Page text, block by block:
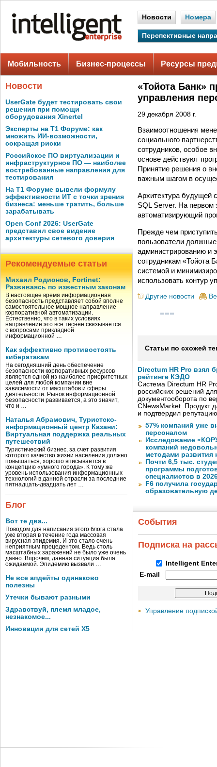
Новости Номера
Перспективные
Мобильность Бизнес-процессы Ресурсы
Новости
UserGate будет тестировать свои
решения при помощи
оборудования Xinertel
Эксперты на Т1 Форуме: как
множить ИИ-возможности,
сокращая риски
Российское ПО виртуализации и
инфраструктурное ПО — наиболее
востребованные направления для
тестирования
На Т1 Форуме вывели формулу
эффективности ИТ с точки зрения
бизнеса: меньше тратить, больше
зарабатывать
Open Conf 2026: UserGate
представил свое видение
архитектуры сетевого доверия
Рекомендуемые статьи
Михаил Родионов, Fortinet:
Развиваясь по известным законам
В настоящее время информационная
безопасность представляет собой вполне
самостоятельное мощное направление
корпоративной автоматизации.
Естественно, что в таких условиях
направление это все теснее связывается
с вопросами прикладной
информационной …
Как эффективно противостоять
кибератакам
На сегодняшний день обеспечение
безопасности корпоративных ресурсов
является одной из наиболее приоритетных
целей для любой компании вне
зависимости от масштабов и сферы
деятельности. Рынок информационной
безопасности развивается, а это значит,
что и …
Наталья Абрамович, Туристско-
информационный центр Казани:
Виртуальная поддержка реальных
путешествий
Туристический бизнес, за счет развития
которого качество жизни населения должно
повышаться, хорошо вписывается в
концепцию «умного города». К тому же
уровень использования информационных
технологий в данной отрасли за последние
пятнадцать-двадцать лет …
Блог
Вот те два...
Поводом для написания этого блога стала
уже вторая в течение года массовая
вирусная эпидемия. И это стало очень
неприятным прецедентом. Ведь столь
масштабных заражений не было уже очень
давно. Впрочем, данная ситуация была
ожидаемой. Эпидемию вызвали …
Не все апдейты одинаково
полезны
Утечки бывают разными
Здравствуй, племя младое,
незнакомое...
Инновации для сетей X5
«Тойота Банк»
управления
29 декабря 2008 г.
Взаимоотношения
социального
сотрудников, особое
основе действуют
Принятие решения о
важным шагом в
Архитектура будущей
SQL Server. На первом
автоматизирующий
Прежде чем
пользователи
администрированию и
сотрудникам «Тойота
системой и
использовать контур
Другие новости
Статьи по схожей
Directum HR Pro взял
рейтинге КЭДО
Система Directum HR
российских решений
документооборота по
CNewsMarket. Продукт
и подтвердил
57% компаний уже
персоналом
Исследование
компаний
методами развития
Почти 6,5 тыс.
программы
специалистов в
F6 получила
образовательную
События
Подписка на
Intelligent
E-mail
Управление